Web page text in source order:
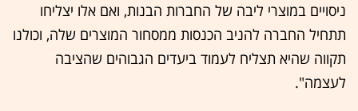
ניסויים במוצרי ליבה של החברות הבנות, ואם אלו יצליחו
תתחיל החברה להניב הכנסות ממסחור המוצרים שלה, וכולנו
תקווה שהיא תצליח לעמוד ביעדים הגבוהים שהציבה
לעצמה".